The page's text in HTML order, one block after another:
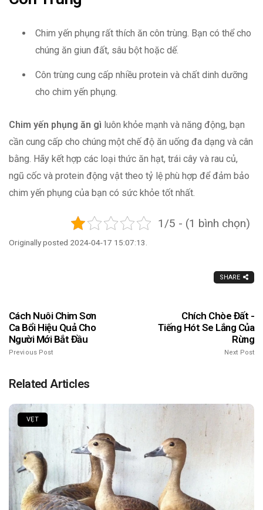
Chim yến phụng rất thích ăn côn trùng. Bạn có thể cho
chúng ăn giun đất, sâu bột hoặc dế.
Côn trùng cung cấp nhiều protein và chất dinh dưỡng
cho chim yến phụng.
Chim yến phụng ăn gì luôn khỏe mạnh và năng động, bạn
cần cung cấp cho chúng một chế độ ăn uống đa dạng và cân
bằng. Hãy kết hợp các loại thức ăn hạt, trái cây và rau củ,
ngũ cốc và protein động vật theo tỷ lệ phù hợp để đảm bảo
chim yến phụng của bạn có sức khỏe tốt nhất.
1/5 - (1 bình chọn)
Originally posted 2024-04-17 15:07:13.
SHARE
Cách Nuôi Chim Sơn
Ca Bổi Hiệu Quả Cho
Người Mới Bắt Đầu
Previous Post
Chích Chòe Đất -
Tiếng Hót Se Lắng Của
Rừng
Next Post
Related Articles
VẸT